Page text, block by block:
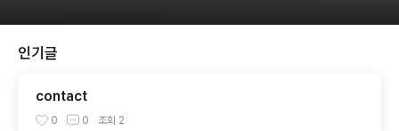
인기글
contact
0 0 조회 2